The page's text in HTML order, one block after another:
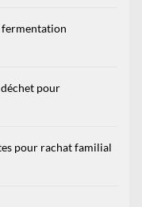
fermentation
déchet pour
pour rachat familial